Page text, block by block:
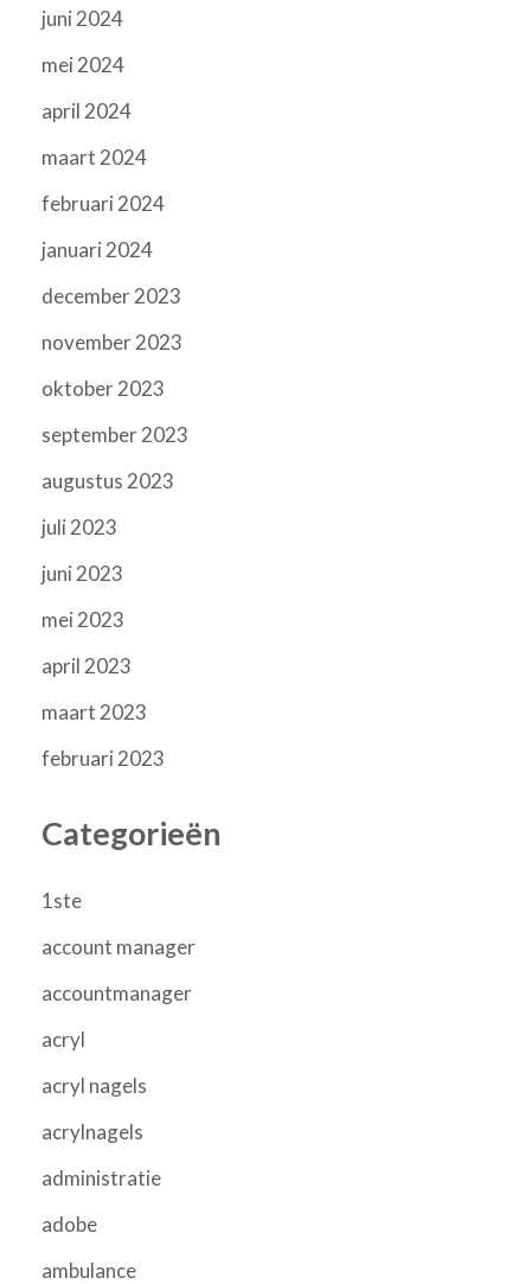
juni 2024
mei 2024
april 2024
maart 2024
februari 2024
januari 2024
december 2023
november 2023
oktober 2023
september 2023
augustus 2023
juli 2023
juni 2023
mei 2023
april 2023
maart 2023
februari 2023
Categorieën
1ste
account manager
accountmanager
acryl
acryl nagels
acrylnagels
administratie
adobe
ambulance